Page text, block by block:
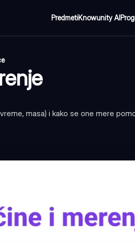
PredmetiKnowunity AI
masa) i kako se one mere